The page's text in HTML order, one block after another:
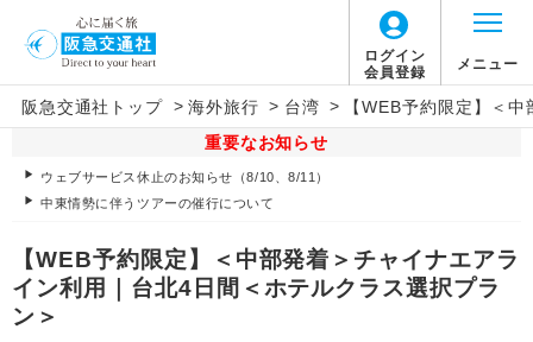
ログイン
会員登録
メニュー
阪急交通社トップ > 海外旅行 > 台湾 >
【WEB予約限定】＜
重要なお知らせ
ウェブサービス休止のお知らせ（8/10、8/11）
中東情勢に伴うツアーの催行について
【WEB予約限定】＜中部発着＞チャイナエアラ
イン利用｜台北4日間＜ホテルクラス選択プラ
ン＞